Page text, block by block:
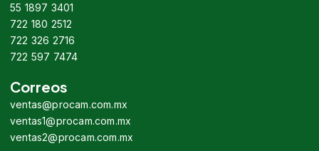
55 1897 3401
722 180 2512
722 326 2716
722 597 7474
Correos
ventas@procam.com.mx
ventas1@procam.com.mx
ventas2@procam.com.mx